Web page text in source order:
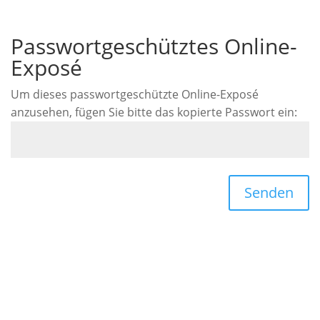
Passwortgeschütztes Online-
Exposé
Um dieses passwortgeschützte Online-Exposé
anzusehen, fügen Sie bitte das kopierte Passwort ein:
Senden